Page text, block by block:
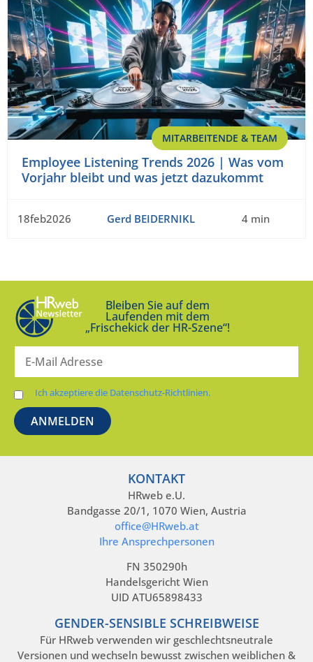
MITARBEITENDE & TEAM
Employee Listening Trends 2026 | Was vom
Vorjahr bleibt und was jetzt dazukommt
18feb2026 Gerd BEIDERNIKL 4 min
Bleiben Sie auf dem
Laufenden mit dem
„Frischekick der HR-Szene“!
Ich akzeptiere die Datenschutz-Richtlinien.
KONTAKT
HRweb e.U.
Bandgasse 20/1, 1070 Wien, Austria
office@HRweb.at
Ihre Ansprechpersonen
FN 350290h
Handelsgericht Wien
UID ATU65898433
GENDER-SENSIBLE SCHREIBWEISE
Für HRweb verwenden wir geschlechtsneutrale
Versionen und wechseln bewusst zwischen weiblichen &